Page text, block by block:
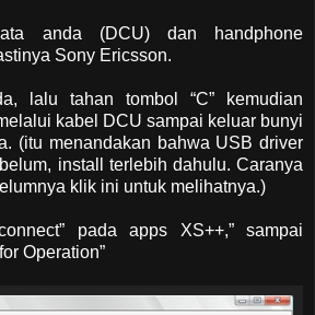
anda (DCU) dan handphone
Sony Ericsson.
lalu tahan tombol “C” kemudian
kabel DCU sampai keluar bunyi
(itu menandakan bahwa USB driver
install terlebih dahulu. Caranya
klik ini untuk melihatnya.)
pada apps XS++,” sampai
Operation”